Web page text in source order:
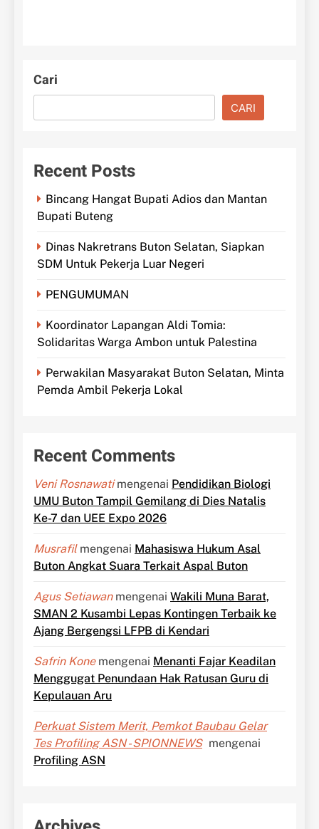
Cari
CARI
Recent Posts
Bincang Hangat Bupati Adios dan Mantan
Bupati Buteng
Dinas Nakretrans Buton Selatan, Siapkan
SDM Untuk Pekerja Luar Negeri
PENGUMUMAN
Koordinator Lapangan Aldi Tomia:
Solidaritas Warga Ambon untuk Palestina
Perwakilan Masyarakat Buton Selatan, Minta
Pemda Ambil Pekerja Lokal
Recent Comments
Veni Rosnawatimengenai Pendidikan Biologi
UMU Buton Tampil Gemilang di Dies Natalis
Ke-7 dan UEE Expo 2026
Musrafilmengenai Mahasiswa Hukum Asal
Buton Angkat Suara Terkait Aspal Buton
Agus Setiawanmengenai Wakili Muna Barat,
SMAN 2 Kusambi Lepas Kontingen Terbaik ke
Ajang Bergengsi LFPB di Kendari
Safrin Konemengenai Menanti Fajar Keadilan
Menggugat Penundaan Hak Ratusan Guru di
Kepulauan Aru
Perkuat Sistem Merit, Pemkot Baubau Gelar
Tes Profiling ASN - SPIONNEWS mengenai
Profiling ASN